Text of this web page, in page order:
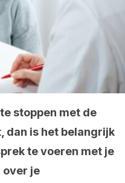
stoppen met de
dan is het belangrijk
te voeren met je
over je